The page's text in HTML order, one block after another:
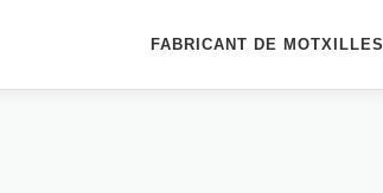
FABRICANT DE MOTXILLES